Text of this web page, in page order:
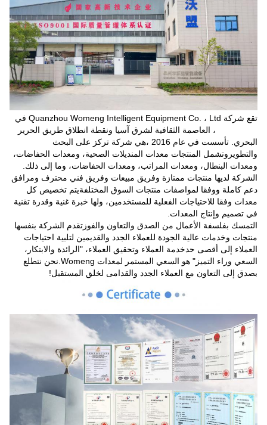
تقع شركة Quanzhou Womeng Intelligent Equipment Co. ، Ltd في
Quanzhou ، العاصمة الثقافية لشرق آسيا ونقطة انطلاق طريق الحرير
البحري. تأسست في عام 2016 ،هي شركة تركز على البحث
والتطويروتشمل المنتجات معدات المنديلات الصحية، ومعدات الحفاضات،
ومعدات البنطال، ومعدات المراتب، ومعدات الحفاضات، وما إلى ذلك.
الشركة لديها منتجات ممتازة وفريق مبيعات وفريق فني محترف ومرافق
دعم كاملة ووفقا لمواصفات منتجات السوق المختلفةيتم تخصيص كل
معدات وفقا للاحتياجات الفعلية للمستخدمين، ولها خبرة غنية وقدرة تقنية
في تصميم وإنتاج المعدات.
التمسك بفلسفة الأعمال من الصدق والتعاون والفوزتقدم الشركة بنفسها
منتجات وخدمات عالية الجودة للعملاء الجدد والقديمين لتلبية احتياجات
العملاء إلى أقصى حدخدمة العملاء وتحقيق العملاء، "الرائدة والابتكار،
السعي وراء التميز" هو السعي المستمر لمعدات Womeng.نحن نتطلع
بصدق إلى التعاون مع العملاء الجدد والقدامى لخلق المستقبل!